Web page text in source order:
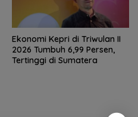
Ekonomi Kepri di Triwulan II
2026 Tumbuh 6,99 Persen,
Tertinggi di Sumatera